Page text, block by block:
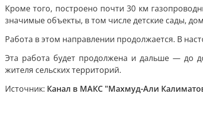
Кроме того, построено почти 30 км
значимые объекты, в том числе детские сады,
Работа в этом направлении продолжается. В
Эта работа будет продолжена и дальше — до
жителя сельских территорий.
Источник: Канал в МАКС "Махмуд-Али